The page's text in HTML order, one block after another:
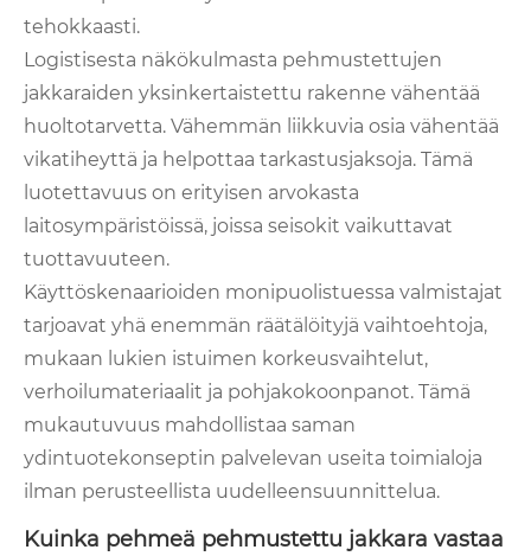
tehokkaasti.
Logistisesta näkökulmasta pehmustettujen
jakkaraiden yksinkertaistettu rakenne vähentää
huoltotarvetta. Vähemmän liikkuvia osia vähentää
vikatiheyttä ja helpottaa tarkastusjaksoja. Tämä
luotettavuus on erityisen arvokasta
laitosympäristöissä, joissa seisokit vaikuttavat
tuottavuuteen.
Käyttöskenaarioiden monipuolistuessa valmistajat
tarjoavat yhä enemmän räätälöityjä vaihtoehtoja,
mukaan lukien istuimen korkeusvaihtelut,
verhoilumateriaalit ja pohjakokoonpanot. Tämä
mukautuvuus mahdollistaa saman
ydintuotekonseptin palvelevan useita toimialoja
ilman perusteellista uudelleensuunnittelua.
Kuinka pehmeä pehmustettu jakkara vastaa